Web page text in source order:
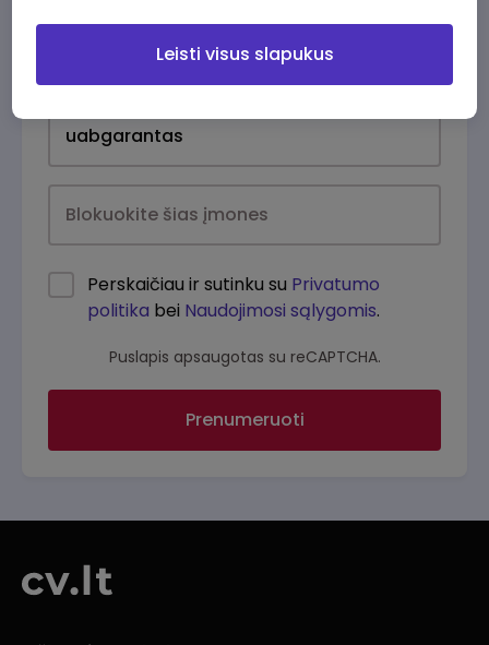
Perskaičiau ir sutinku su Privatumo
politika bei Naudojimosi sąlygomis.
Puslapis apsaugotas su reCAPTCHA.
Prenumeruoti
Leisti visus slapukus